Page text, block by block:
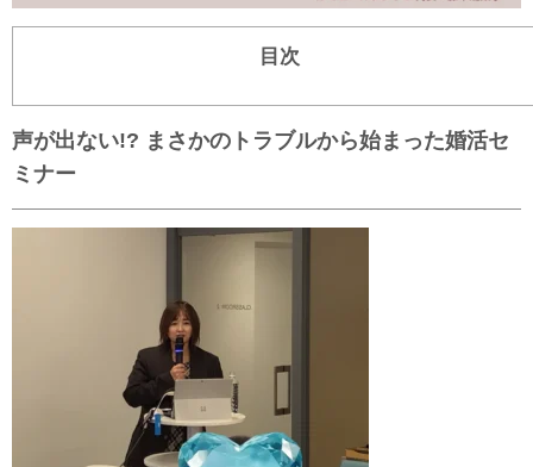
目次
声が出ない!? まさかのトラブルから始まった婚活セ
ミナー